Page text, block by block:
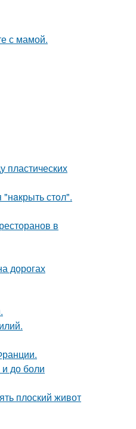
с мамой.
пластических
стoл".
в
дорогах
до боли
плоский живот